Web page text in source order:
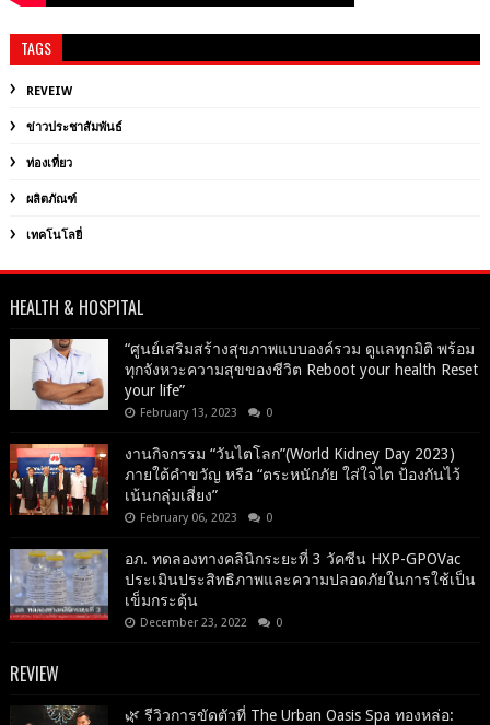
TAGS
REVEIW
ข่าวประชาสัมพันธ์
ท่องเที่ยว
ผลิตภัณฑ์
เทคโนโลยี่
HEALTH & HOSPITAL
“ศูนย์เสริมสร้างสุขภาพแบบองค์รวม ดูแลทุกมิติ พร้อม
ทุกจังหวะความสุขของชีวิต Reboot your health Reset
your life”
February 13, 2023 0
งานกิจกรรม “วันไตโลก”(World Kidney Day 2023)
ภายใต้คำขวัญ หรือ “ตระหนักภัย ใส่ใจไต ป้องกันไว้
เน้นกลุ่มเสี่ยง”
February 06, 2023 0
อภ. ทดลองทางคลินิกระยะที่ 3 วัคซีน HXP-GPOVac
ประเมินประสิทธิภาพและความปลอดภัยในการใช้เป็น
เข็มกระตุ้น
December 23, 2022 0
REVIEW
🌿 รีวิวการขัดตัวที่ The Urban Oasis Spa ทองหล่อ: